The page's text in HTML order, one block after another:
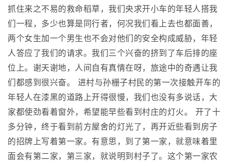
抓住来之不易的救命稻草，我们央求开小车的年轻人搭我
们一程，多少也算是同行者，何况我们看上去也都面善，
两个女生加一个男生也不会对他们的安全构成威胁，年轻
人答应了我们的请求。我们三个兴奋的挤到了车后排的座
位上。谢天谢地，人间自有真情在呀，旅途中的奇遇让我
们都感到很兴奋。 进村与孙栅子村民的第一次接触开车的
年轻人在漆黑的道路上开得很慢，我们也没有多说话，大
家都使劲看着窗外，希望能早些看到村庄的灯火。 开了十
多分钟，终于看到前方屋舍的灯光了，再开近些看到房子
的招牌上写着第一家。有意思，到了第一家，就意味着里
面会有第二家，第三家，就说明到村子了。这个第一家农